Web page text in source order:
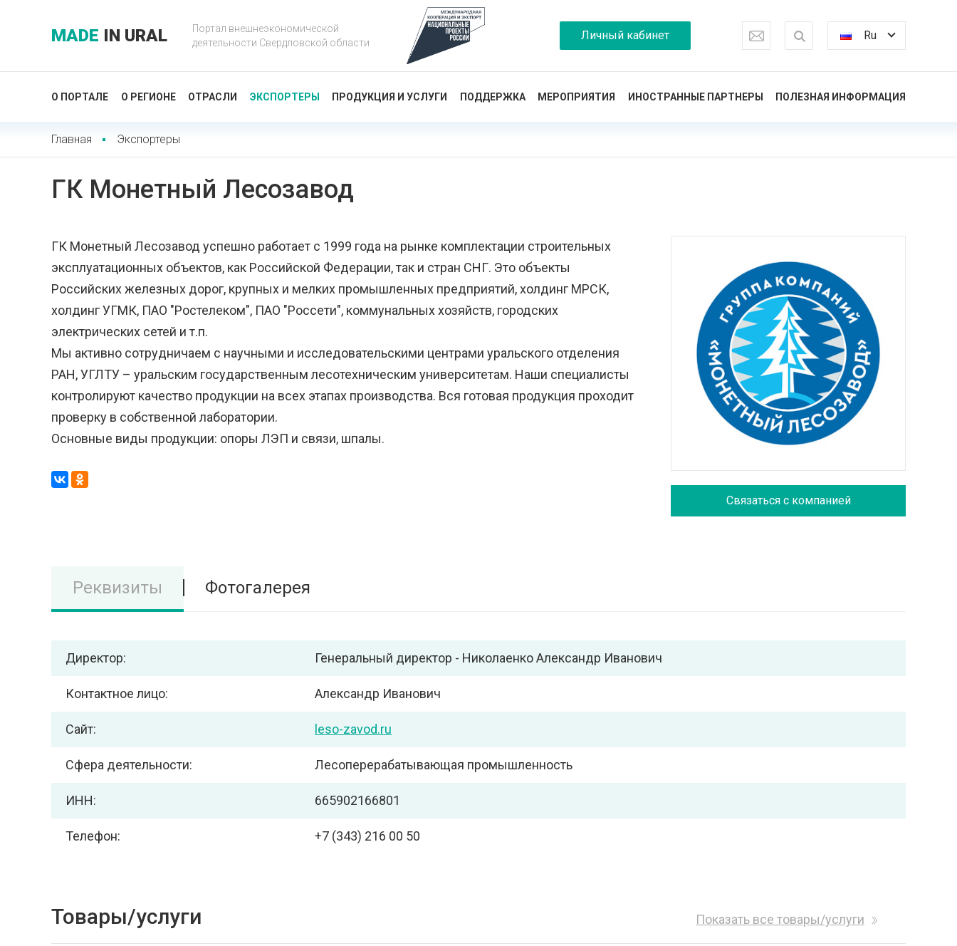
MADE IN URAL
Портал внешнеэкономической
деятельности Свердловской области
Личный кабинет Ru
О ПОРТАЛЕ О РЕГИОНЕ ОТРАСЛИ ЭКСПОРТЕРЫ ПРОДУКЦИЯ И УСЛУГИ ПОДДЕРЖКА МЕРОПРИЯТИЯ ИНОСТРАННЫЕ ПАРТНЕРЫ ПОЛЕЗНАЯ ИНФОРМАЦИЯ
Главная Экспортеры
ГК Монетный Лесозавод
Связаться с компанией
ГК Монетный Лесозавод успешно работает с 1999 года на рынке комплектации строительных
эксплуатационных объектов, как Российской Федерации, так и стран СНГ. Это объекты
Российских железных дорог, крупных и мелких промышленных предприятий, холдинг МРСК,
холдинг УГМК, ПАО "Ростелеком", ПАО "Россети", коммунальных хозяйств, городских
электрических сетей и т.п.
Мы активно сотрудничаем с научными и исследовательскими центрами уральского отделения
РАН, УГЛТУ – уральским государственным лесотехническим университетам. Наши специалисты
контролируют качество продукции на всех этапах производства. Вся готовая продукция проходит
проверку в собственной лаборатории.
Основные виды продукции: опоры ЛЭП и связи, шпалы.
Реквизиты Фотогалерея
Директор: Генеральный директор - Николаенко Александр Иванович
Контактное лицо: Александр Иванович
Сайт: leso-zavod.ru
Сфера деятельности: Лесоперерабатывающая промышленность
ИНН: 665902166801
Телефон: +7 (343) 216 00 50
Товары/услуги Показать все товары/услуги